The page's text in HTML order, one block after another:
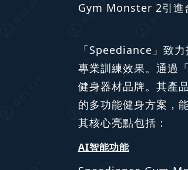
Gym Monster 2引進
「Speediance」致
專業訓練效果。通過
健身器材品牌。其產
的多功能健身方案，
其核心亮點包括：
AI智能功能